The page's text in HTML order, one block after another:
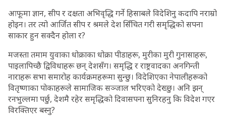
आफूमा ज्ञान, सीप र दक्षता अभिवृद्धि गर्ने हिसाबले विदेशिनु कदापि नराम्रो
होइन। तर त्यो आर्जित सीप र श्रमले देश सिँचित गरी समृद्धिको सपना
साकार हुन सक्दैन होला र?
मजस्ता तमाम युवाका धोक्राका धोक्रा पीडाहरू, मुरीका मुरी गुनासाहरू,
पाइलापिच्छै द्विविधाहरू छन् देशसँग। समृद्धि र राष्ट्रवादका अनगिन्ती
नाराहरू सभा समारोह कार्यक्रमहरूमा सुन्छु। विदेशिएका नेपालीहरूको
वितृष्णाका पोकाहरूले सामाजिक सञ्जाल भरिएको देख्छु। अनि झन्
रनभुल्लमा पर्छु, देशमै रहेर समृद्धिको दिवासपना सुनिरहनु कि विदेश गएर
विरक्तिएर बस्नु?